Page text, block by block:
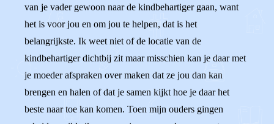
van je vader gewoon naar de kindbehartiger gaan, want
het is voor jou en om jou te helpen, dat is het
belangrijkste. Ik weet niet of de locatie van de
kindbehartiger dichtbij zit maar misschien kan je daar met
je moeder afspraken over maken dat ze jou dan kan
brengen en halen of dat je samen kijkt hoe je daar het
beste naar toe kan komen. Toen mijn ouders gingen